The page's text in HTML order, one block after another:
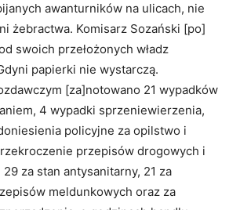
awanturników na ulicach, nie
żebractwa. Komisarz Sozański [po]
swoich przełożonych władz
papierki nie wystarczą.
[za]notowano 21 wypadków
4 wypadki sprzeniewierzenia,
policyjne za opilstwo i
przepisów drogowych i
za stan antysanitarny, 21 za
meldunkowych oraz za